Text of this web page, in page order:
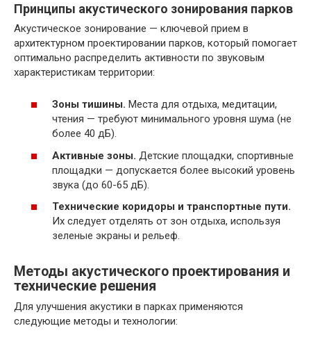
Принципы акустического зонирования парков
Акустическое зонирование — ключевой прием в
архитектурном проектировании парков, который помогает
оптимально распределить активности по звуковым
характеристикам территории:
Зоны тишины. Места для отдыха, медитации,
чтения — требуют минимального уровня шума (не
более 40 дБ).
Активные зоны. Детские площадки, спортивные
площадки — допускается более высокий уровень
звука (до 60-65 дБ).
Технические коридоры и транспортные пути.
Их следует отделять от зон отдыха, используя
зеленые экраны и рельеф.
Методы акустического проектирования и
технические решения
Для улучшения акустики в парках применяются
следующие методы и технологии: